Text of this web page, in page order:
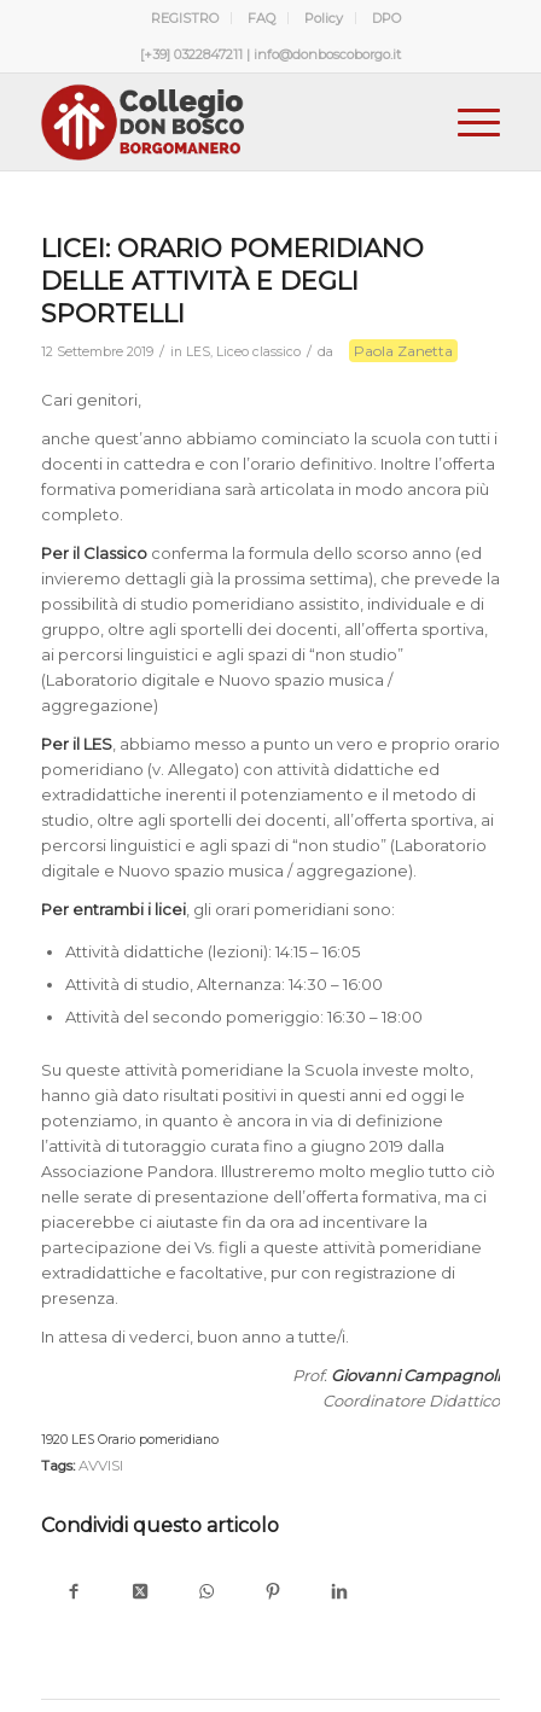
REGISTRO FAQ Policy DPO
[+39] 0322847211 | info@donboscoborgo.it
LICEI: ORARIO POMERIDIANO
DELLE ATTIVITÀ E DEGLI
SPORTELLI
12 Settembre 2019 / in LES, Liceo classico / da Paola Zanetta
Cari genitori,
anche quest’anno abbiamo cominciato la scuola con tutti i
docenti in cattedra e con l’orario definitivo. Inoltre l’offerta
formativa pomeridiana sarà articolata in modo ancora più
completo.
Per il Classicoconferma la formula dello scorso anno (ed
invieremo dettagli già la prossima settima), che prevede la
possibilità di studio pomeridiano assistito, individuale e di
gruppo, oltre agli sportelli dei docenti, all’offerta sportiva,
ai percorsi linguistici e agli spazi di “non studio”
(Laboratorio digitale e Nuovo spazio musica /
aggregazione)
Per il LES, abbiamo messo a punto un vero e proprio orario
pomeridiano (v. Allegato) con attività didattiche ed
extradidattiche inerenti il potenziamento e il metodo di
studio, oltre agli sportelli dei docenti, all’offerta sportiva, ai
percorsi linguistici e agli spazi di “non studio” (Laboratorio
digitale e Nuovo spazio musica / aggregazione).
Per entrambi i licei, gli orari pomeridiani sono:
Attività didattiche (lezioni): 14:15 – 16:05
Attività di studio, Alternanza: 14:30 – 16:00
Attività del secondo pomeriggio: 16:30 – 18:00
Su queste attività pomeridiane la Scuola investe molto,
hanno già dato risultati positivi in questi anni ed oggi le
potenziamo, in quanto è ancora in via di definizione
l’attività di tutoraggio curata fino a giugno 2019 dalla
Associazione Pandora. Illustreremo molto meglio tutto ciò
nelle serate di presentazione dell’offerta formativa, ma ci
piacerebbe ci aiutaste fin da ora ad incentivare la
partecipazione dei Vs. figli a queste attività pomeridiane
extradidattiche e facoltative, pur con registrazione di
presenza.
In attesa di vederci, buon anno a tutte/i.
Prof. Giovanni Campagnoli
Coordinatore Didattico
1920 LES Orario pomeridiano
Tags: AVVISI
Condividi questo articolo